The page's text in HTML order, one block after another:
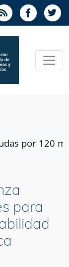
por 120
para